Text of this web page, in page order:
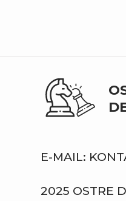
E-MAIL:
2025 OSTRE